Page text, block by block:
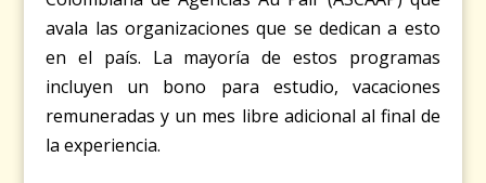
avala las organizaciones que se dedican a esto
en el país. La mayoría de estos programas
incluyen un bono para estudio, vacaciones
remuneradas y un mes libre adicional al final de
la experiencia.